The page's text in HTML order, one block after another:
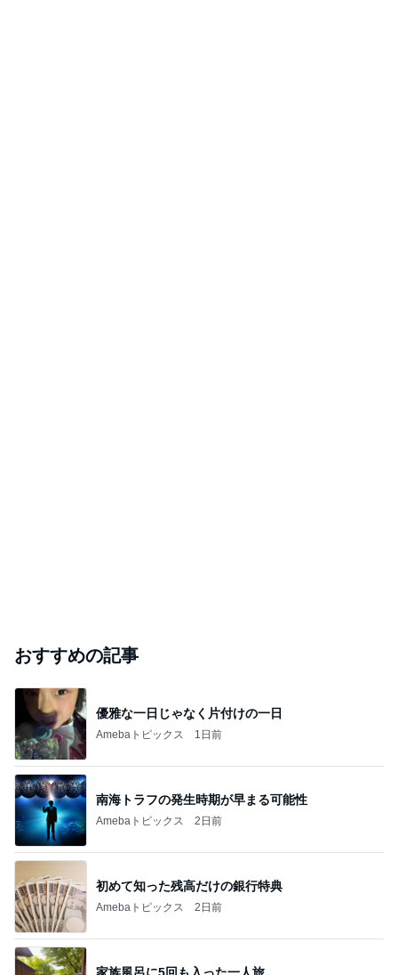
おすすめの記事
優雅な一日じゃなく片付けの一日
Amebaトピックス 1日前
南海トラフの発生時期が早まる可能性
Amebaトピックス 2日前
初めて知った残高だけの銀行特典
Amebaトピックス 2日前
家族風呂に5回も入った一人旅